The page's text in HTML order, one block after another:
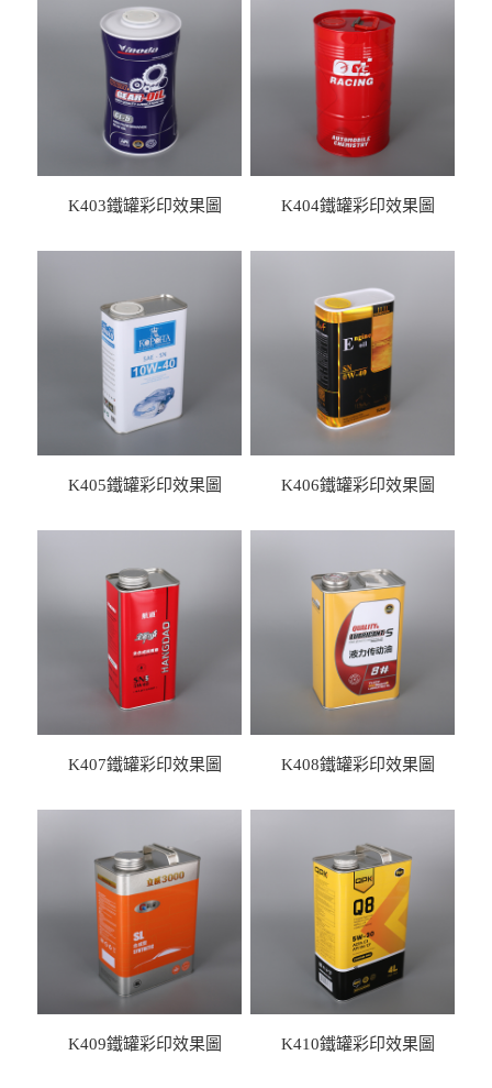
K403鐵罐彩印效果圖 K404鐵罐彩印效果圖
K405鐵罐彩印效果圖 K406鐵罐彩印效果圖
K407鐵罐彩印效果圖 K408鐵罐彩印效果圖
K409鐵罐彩印效果圖 K410鐵罐彩印效果圖